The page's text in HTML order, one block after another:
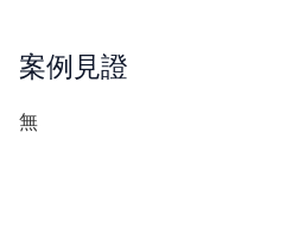
案例見證
無